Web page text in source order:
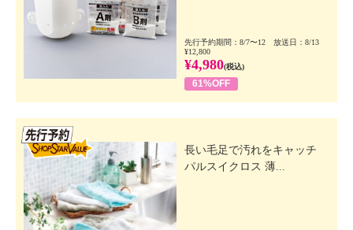
先行予約期間：8/7〜12 放送日：8/13
¥12,800
¥4,980(税込)
61%OFF
長い毛足で汚れをキャッチ
パルスイクロス 薄...